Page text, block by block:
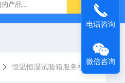
交变试验箱daohan冷热交变测试箱
恒温恒湿试验箱服务社会
电话咨询
微信咨询